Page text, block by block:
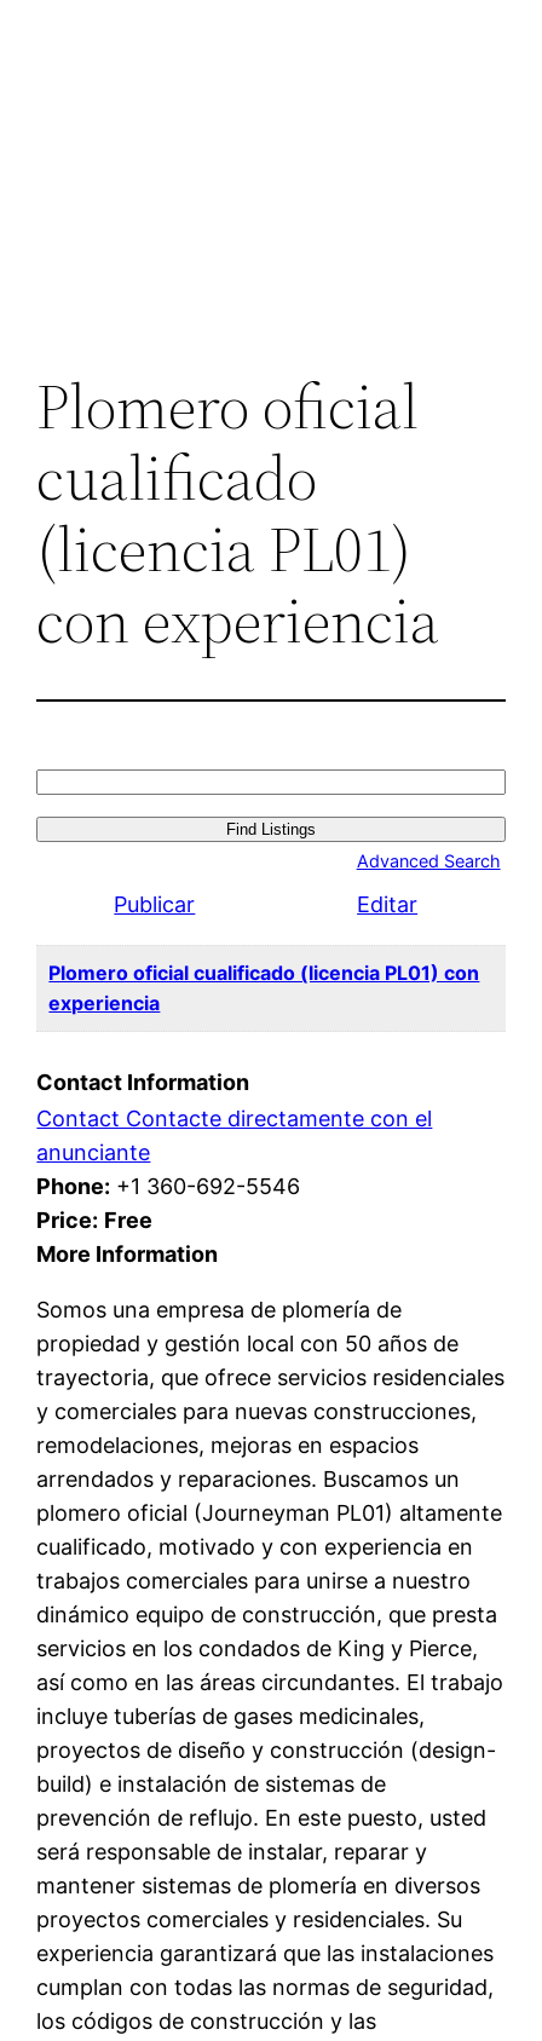
Plomero oficial
cualificado
(licencia PL01)
con experiencia
Search
for:
Advanced Search
Publicar Editar
Plomero oficial cualificado (licencia PL01) con
experiencia
Contact Information
Contact Contacte directamente con el
anunciante
Phone: +1 360-692-5546
Price: Free
More Information
Somos una empresa de plomería de
propiedad y gestión local con 50 años de
trayectoria, que ofrece servicios residenciales
y comerciales para nuevas construcciones,
remodelaciones, mejoras en espacios
arrendados y reparaciones. Buscamos un
plomero oficial (Journeyman PL01) altamente
cualificado, motivado y con experiencia en
trabajos comerciales para unirse a nuestro
dinámico equipo de construcción, que presta
servicios en los condados de King y Pierce,
así como en las áreas circundantes. El trabajo
incluye tuberías de gases medicinales,
proyectos de diseño y construcción (design-
build) e instalación de sistemas de
prevención de reflujo. En este puesto, usted
será responsable de instalar, reparar y
mantener sistemas de plomería en diversos
proyectos comerciales y residenciales. Su
experiencia garantizará que las instalaciones
cumplan con todas las normas de seguridad,
los códigos de construcción y las